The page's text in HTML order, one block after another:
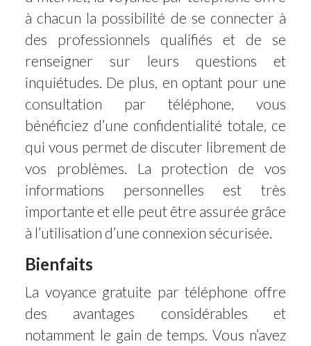
à chacun la possibilité de se connecter à
des professionnels qualifiés et de se
renseigner sur leurs questions et
inquiétudes. De plus, en optant pour une
consultation par téléphone, vous
bénéficiez d’une confidentialité totale, ce
qui vous permet de discuter librement de
vos problèmes. La protection de vos
informations personnelles est très
importante et elle peut être assurée grâce
à l’utilisation d’une connexion sécurisée.
Bienfaits
La voyance gratuite par téléphone offre
des avantages considérables et
notamment le gain de temps. Vous n’avez